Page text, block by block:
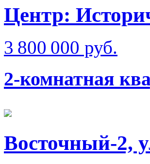
Центр:
3 800 000 руб.
2-комнатная
Восточный-2,